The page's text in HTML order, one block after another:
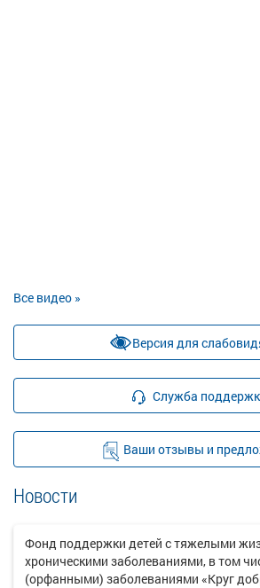
Все видео »
Версия для
Служба
Ваши отзывы и
Новости
Фонд поддержки детей с тяжелыми
хроническими заболеваниями, в том
(орфанными) заболеваниями «Круг